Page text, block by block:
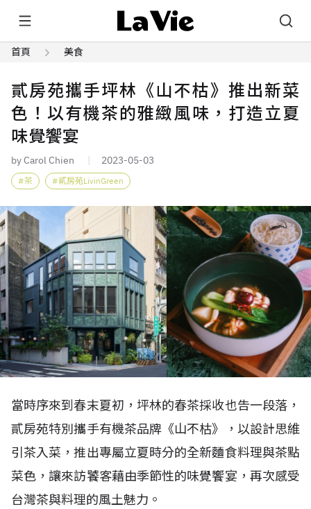
首頁 美食
貳房苑攜手坪林《山不枯》推出新菜
色！以有機茶的雅緻風味，打造立夏
味覺饗宴
by Carol Chien 2023-05-03
茶 貳房苑LivinGreen
當時序來到春末夏初，坪林的春茶採收也告一段落，
貳房苑特別攜手有機茶品牌《山不枯》，以設計思維
引茶入菜，推出專屬立夏時分的全新麵食料理與茶點
菜色，讓來訪饕客藉由季節性的味覺饗宴，再次感受
台灣茶與料理的風土魅力。